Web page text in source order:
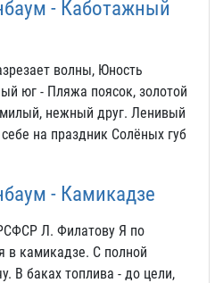
- Каботажный
волны, Юность
юг - Пляжа поясок, золотой
нежный друг. Ленивый
на праздник Солёных губ
- Камикадзе
Л. Филатову Я по
в камикадзе. С полной
В баках топлива - до цели,